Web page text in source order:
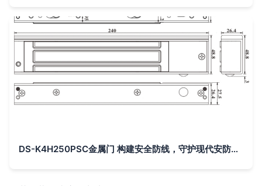
DS-K4H250PSC金属门 构建安全防线，守护现代安防之门